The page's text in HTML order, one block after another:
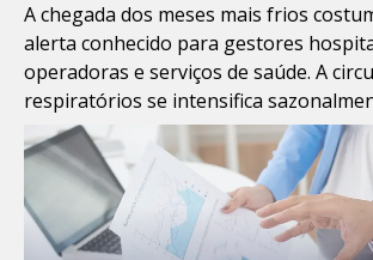
A chegada dos meses mais frios
alerta conhecido para gestores
operadoras e serviços de saúde. A
respiratórios se intensifica
determinados períodos, esse
aumento das internações por
Aguda Grave (SRAG), pressionando
enfermarias e leitos de alta
[…]